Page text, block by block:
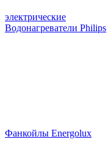
электрические
Водонагреватели Philips
Фанкойлы Energolux